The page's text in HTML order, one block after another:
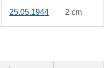
25.05.1944 2 cm